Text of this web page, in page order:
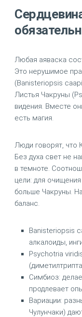
Любая аяваска
Это нерушимое
(Banisteriopsis
Листья Чакруны
видения. Вместе
есть магия.
Люди говорят, что
Без духа свет не
в темноте.
цели: для
больше Чакруны.
баланс.
Banisteriopsis
алкалоиды,
Psychotria
Симбиоз:
продлевает
Вариации:
Чулунчаки)